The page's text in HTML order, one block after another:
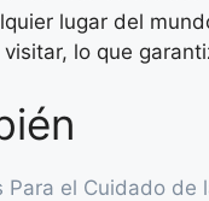
lugar del
lo que
Para el Cuidado de